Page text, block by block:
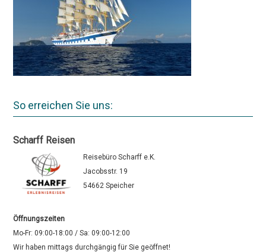
So erreichen Sie uns:
Scharff Reisen
Reisebüro Scharff e.K.
Jacobsstr. 19
54662 Speicher
Öffnungszeiten
Mo-Fr: 09:00-18:00 / Sa: 09:00-12:00
Wir haben mittags durchgängig für Sie geöffnet!